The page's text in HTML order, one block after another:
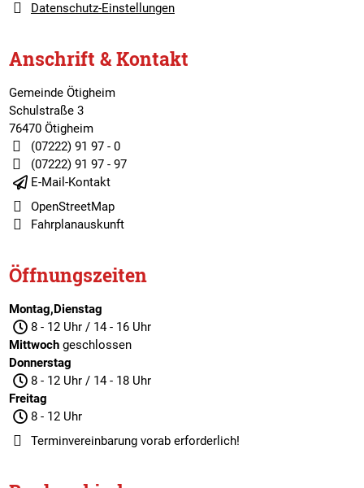
Datenschutz-Einstellungen
Anschrift & Kontakt
Gemeinde Ötigheim
Schulstraße 3
76470 Ötigheim
(07222) 91 97 - 0
(07222) 91 97 - 97
E-Mail-Kontakt
OpenStreetMap
Fahrplanauskunft
Öffnungszeiten
Montag,Dienstag
8 - 12 Uhr / 14 - 16 Uhr
Mittwochgeschlossen
Donnerstag
8 - 12 Uhr / 14 - 18 Uhr
Freitag
8 - 12 Uhr
Terminvereinbarungvorab erforderlich!